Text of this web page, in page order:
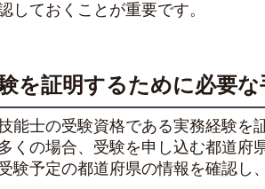
しておくことが重要です。
を証明するために必要な
能士の受験資格である実務経験を
くの場合、受験を申し込む都道府
験予定の都道府県の情報を確認し